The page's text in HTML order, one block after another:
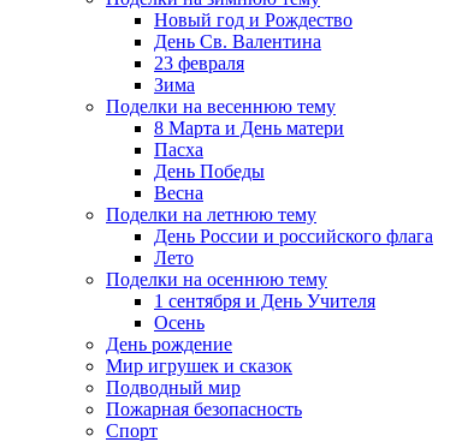
Новый год и Рождество
День Св. Валентина
23 февраля
Зима
Поделки на весеннюю тему
8 Марта и День матери
Пасха
День Победы
Весна
Поделки на летнюю тему
День России и российского флага
Лето
Поделки на осеннюю тему
1 сентября и День Учителя
Осень
День рождение
Мир игрушек и сказок
Подводный мир
Пожарная безопасность
Спорт